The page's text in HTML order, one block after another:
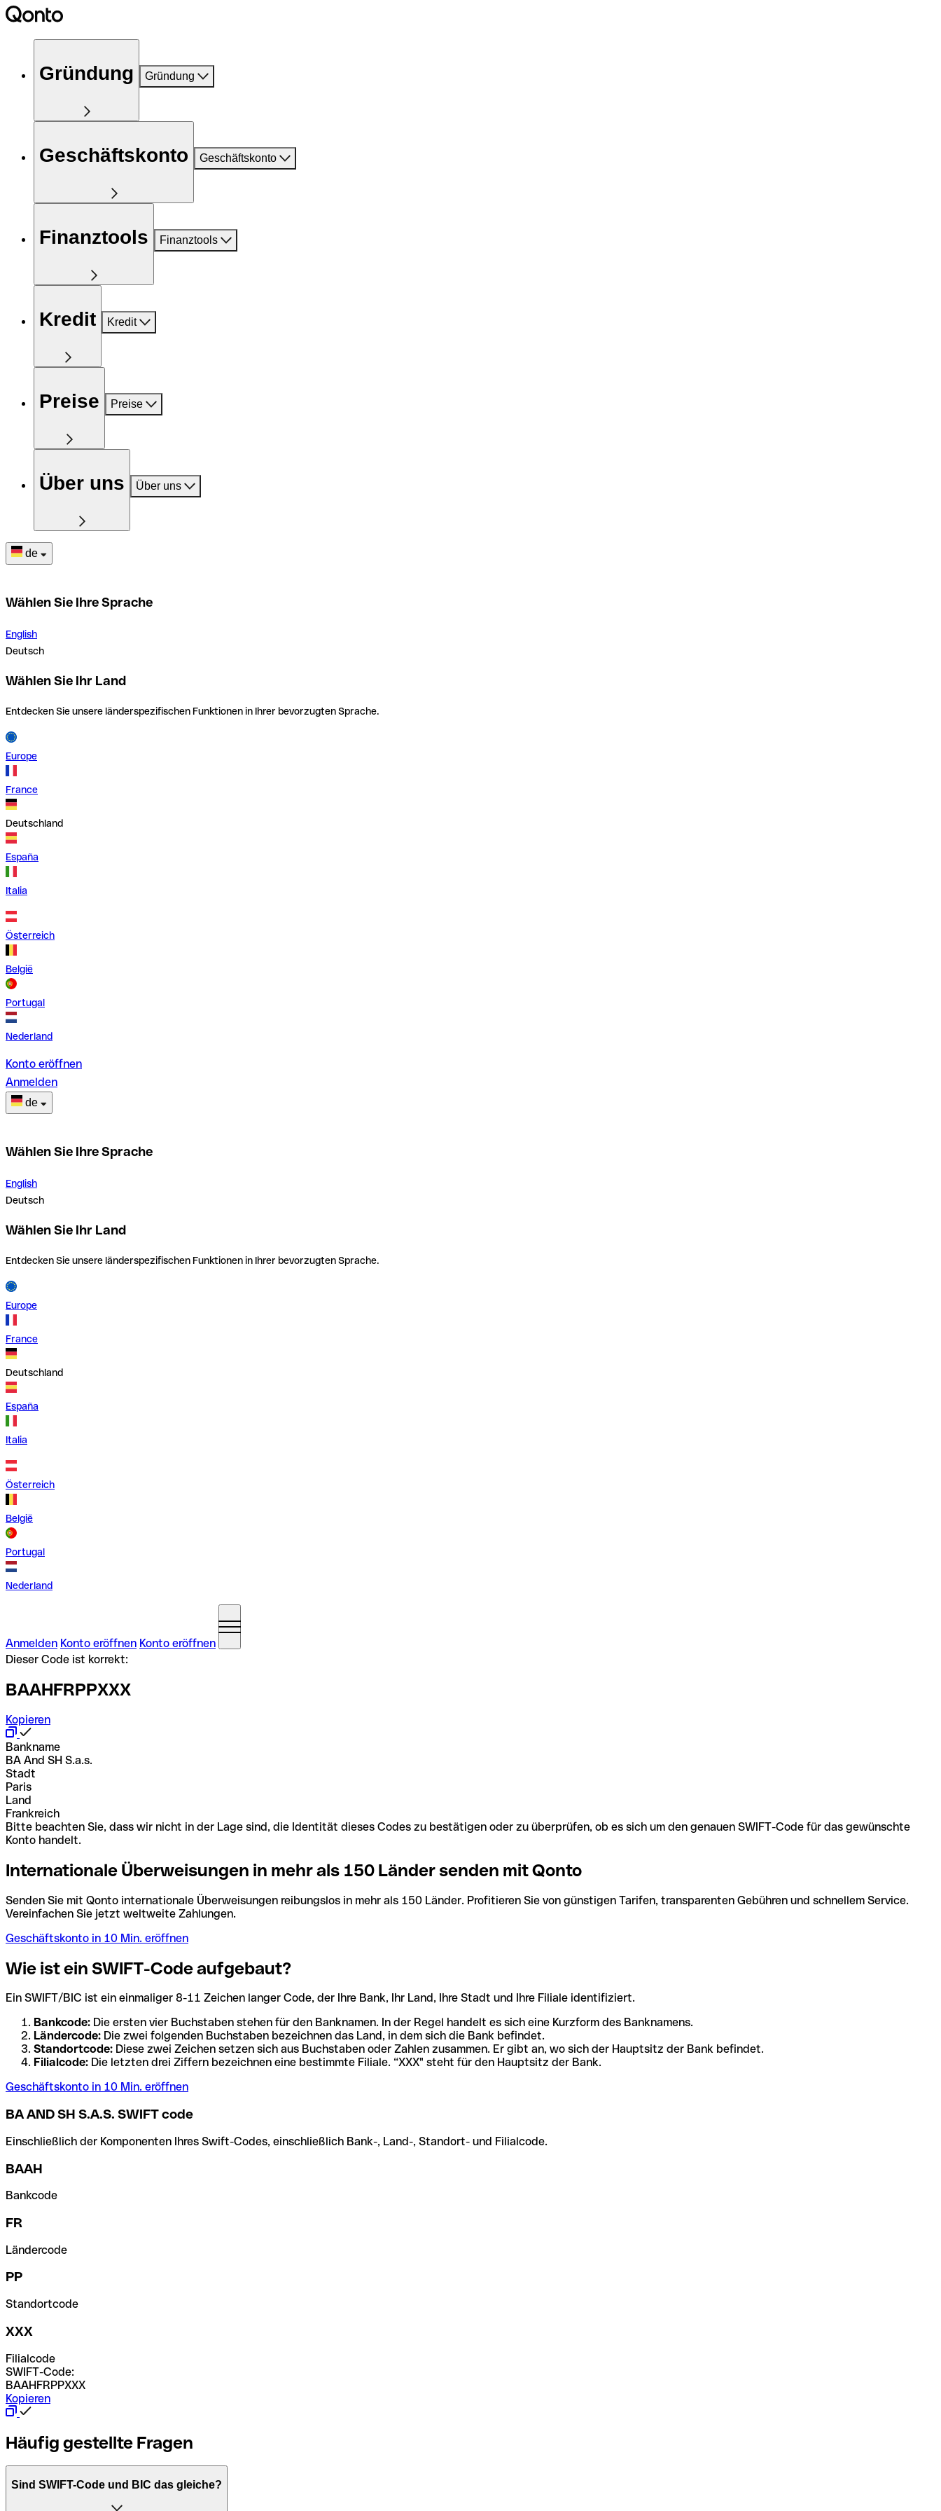
Gründung Gründung
Geschäftskonto Geschäftskonto
Finanztools Finanztools
Kredit Kredit
Preise Preise
Über uns Über uns
de
Wählen Sie Ihre Sprache
English
Deutsch
Wählen Sie Ihr Land
Entdecken Sie unsere länderspezifischen Funktionen in Ihrer bevorzugten Sprache.
Europe
France
Deutschland
España
Italia
Österreich
België
Portugal
Nederland
Konto eröffnen
Anmelden
de
Wählen Sie Ihre Sprache
English
Deutsch
Wählen Sie Ihr Land
Entdecken Sie unsere länderspezifischen Funktionen in Ihrer bevorzugten Sprache.
Europe
France
Deutschland
España
Italia
Österreich
België
Portugal
Nederland
Anmelden Konto eröffnen Konto eröffnen
Dieser Code ist korrekt:
BAAHFRPPXXX
Kopieren
Bankname
BA And SH S.a.s.
Stadt
Paris
Land
Frankreich
Bitte beachten Sie, dass wir nicht in der Lage sind, die Identität dieses Codes zu bestätigen oder zu überprüfen, ob es sich um den genauen SWIFT-Code für das gewünschte
Konto handelt.
Internationale Überweisungen in mehr als 150 Länder senden mit Qonto
Senden Sie mit Qonto internationale Überweisungen reibungslos in mehr als 150 Länder. Profitieren Sie von günstigen Tarifen, transparenten Gebühren und schnellem Service.
Vereinfachen Sie jetzt weltweite Zahlungen.
Geschäftskonto in 10 Min. eröffnen
Wie ist ein SWIFT-Code aufgebaut?
Ein SWIFT/BIC ist ein einmaliger 8-11 Zeichen langer Code, der Ihre Bank, Ihr Land, Ihre Stadt und Ihre Filiale identifiziert.
Bankcode: Die ersten vier Buchstaben stehen für den Banknamen. In der Regel handelt es sich eine Kurzform des Banknamens.
Ländercode: Die zwei folgenden Buchstaben bezeichnen das Land, in dem sich die Bank befindet.
Standortcode: Diese zwei Zeichen setzen sich aus Buchstaben oder Zahlen zusammen. Er gibt an, wo sich der Hauptsitz der Bank befindet.
Filialcode: Die letzten drei Ziffern bezeichnen eine bestimmte Filiale. “XXX" steht für den Hauptsitz der Bank.
Geschäftskonto in 10 Min. eröffnen
BA AND SH S.A.S. SWIFT code
Einschließlich der Komponenten Ihres Swift-Codes, einschließlich Bank-, Land-, Standort- und Filialcode.
BAAH
Bankcode
FR
Ländercode
PP
Standortcode
XXX
Filialcode
SWIFT-Code:
BAAHFRPPXXX
Kopieren
Häufig gestellte Fragen
Sind SWIFT-Code und BIC das gleiche?